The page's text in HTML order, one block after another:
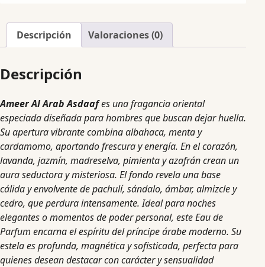
Descripción Valoraciones (0)
Descripción
Ameer Al Arab Asdaafes una fragancia oriental
especiada diseñada para hombres que buscan dejar huella.
Su apertura vibrante combina albahaca, menta y
cardamomo, aportando frescura y energía. En el corazón,
lavanda, jazmín, madreselva, pimienta y azafrán crean un
aura seductora y misteriosa. El fondo revela una base
cálida y envolvente de pachulí, sándalo, ámbar, almizcle y
cedro, que perdura intensamente. Ideal para noches
elegantes o momentos de poder personal, este Eau de
Parfum encarna el espíritu del príncipe árabe moderno. Su
estela es profunda, magnética y sofisticada, perfecta para
quienes desean destacar con carácter y sensualidad